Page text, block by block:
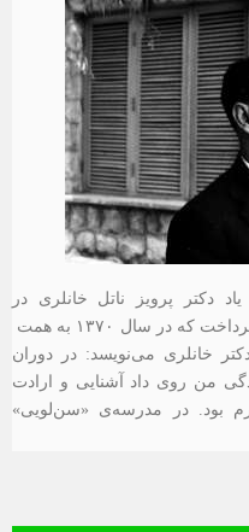
دکتر پرویز ناتل خانلری در
سال‌های تلخ انزوا، به نگارش خاطراتی پرداخت که در سال ۱۳۷۰ به همت
خانلری می‌نویسد: در دوران
من روی داد آشنایی و ارادت
بود. در مدرسه‌ی «سن‌لویی»